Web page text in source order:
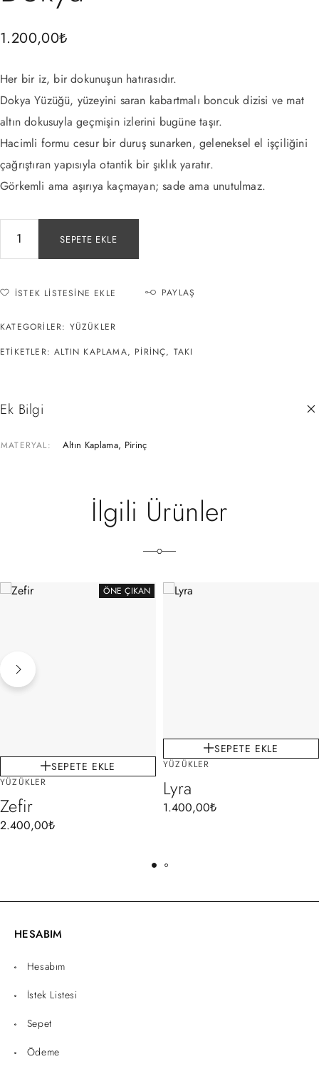
1.200,00₺
Her bir iz, bir dokunuşun hatırasıdır.
Dokya Yüzüğü, yüzeyini saran kabartmalı boncuk dizisi ve mat
altın dokusuyla geçmişin izlerini bugüne taşır.
Hacimli formu cesur bir duruş sunarken, geleneksel el işçiliğini
çağrıştıran yapısıyla otantik bir şıklık yaratır.
Görkemli ama aşırıya kaçmayan; sade ama unutulmaz.
SEPETE EKLE
İSTEK LISTESINE EKLE PAYLAŞ
KATEGORILER: YÜZÜKLER
ETIKETLER:ALTIN KAPLAMA, PIRINÇ, TAKI
Ek Bilgi
MATERYAL Altın Kaplama, Pirinç
İlgili Ürünler
ÖNE ÇIKAN
SEPETE EKLE
YÜZÜKLER
Zefir
2.400,00₺
SEPETE EKLE
YÜZÜKLER
Lyra
1.400,00₺
HESABIM
Hesabım
İstek Listesi
Sepet
Ödeme